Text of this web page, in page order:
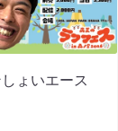
ょいエース